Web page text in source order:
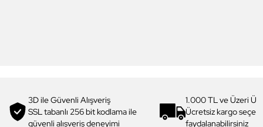
3D ile Güvenli Alışveriş
SSL tabanlı 256 bit kodlama ile
güvenli alışveriş deneyimi
1.000 TL ve Üzeri
Ücretsiz kargo
faydalanabilirsiniz